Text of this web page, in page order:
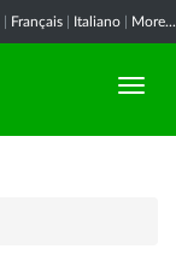
Français Italiano More...